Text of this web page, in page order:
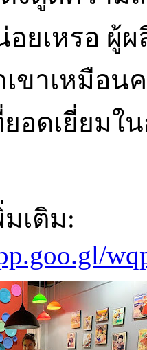
ยเหรอ ผู้ผ
ขาเหมือน
ดเยี่ยมใ
มเติม: